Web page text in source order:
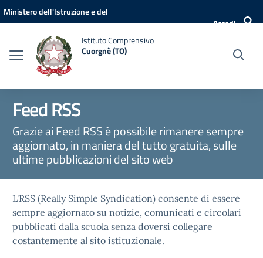
Vai ai contenuti
Vai al menu di navigazione
Vai al footer
Ministero dell'Istruzione e del
Accedi
Istituto Comprensivo
Cuorgnè (TO)
Feed RSS
Grazie ai Feed RSS è possibile rimanere sempre
aggiornato, in maniera del tutto gratuita, sulle
ultime pubblicazioni del sito web
L'RSS (Really Simple Syndication) consente di essere
sempre aggiornato su notizie, comunicati e circolari
pubblicati dalla scuola senza doversi collegare
costantemente al sito istituzionale.